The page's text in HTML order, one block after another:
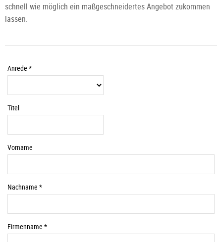
schnell wie möglich ein maßgeschneidertes Angebot zukommen
lassen.
Anrede *Pflichtfelder
Titel
Vorname
Nachname *Pflichtfelder
Firmenname *Pflichtfelder